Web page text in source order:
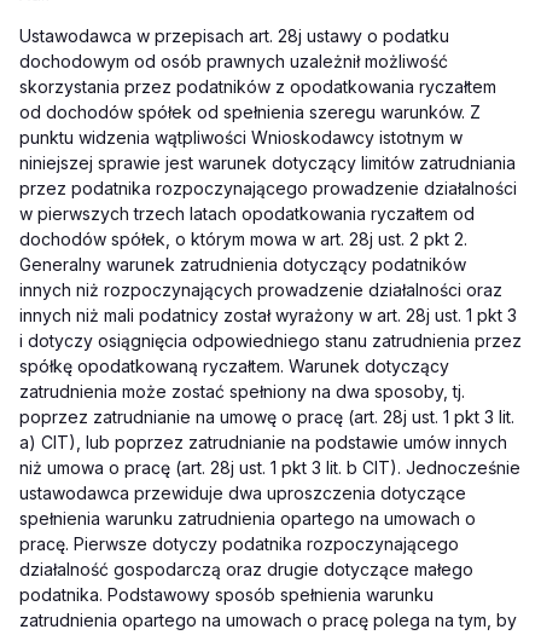
Ustawodawca w przepisach art. 28j ustawy o podatku
dochodowym od osób prawnych uzależnił możliwość
skorzystania przez podatników z opodatkowania ryczałtem
od dochodów spółek od spełnienia szeregu warunków. Z
punktu widzenia wątpliwości Wnioskodawcy istotnym w
niniejszej sprawie jest warunek dotyczący limitów zatrudniania
przez podatnika rozpoczynającego prowadzenie działalności
w pierwszych trzech latach opodatkowania ryczałtem od
dochodów spółek, o którym mowa w art. 28j ust. 2 pkt 2.
Generalny warunek zatrudnienia dotyczący podatników
innych niż rozpoczynających prowadzenie działalności oraz
innych niż mali podatnicy został wyrażony w art. 28j ust. 1 pkt 3
i dotyczy osiągnięcia odpowiedniego stanu zatrudnienia przez
spółkę opodatkowaną ryczałtem. Warunek dotyczący
zatrudnienia może zostać spełniony na dwa sposoby, tj.
poprzez zatrudnianie na umowę o pracę (art. 28j ust. 1 pkt 3 lit.
a) CIT), lub poprzez zatrudnianie na podstawie umów innych
niż umowa o pracę (art. 28j ust. 1 pkt 3 lit. b CIT). Jednocześnie
ustawodawca przewiduje dwa uproszczenia dotyczące
spełnienia warunku zatrudnienia opartego na umowach o
pracę. Pierwsze dotyczy podatnika rozpoczynającego
działalność gospodarczą oraz drugie dotyczące małego
podatnika. Podstawowy sposób spełnienia warunku
zatrudnienia opartego na umowach o pracę polega na tym, by